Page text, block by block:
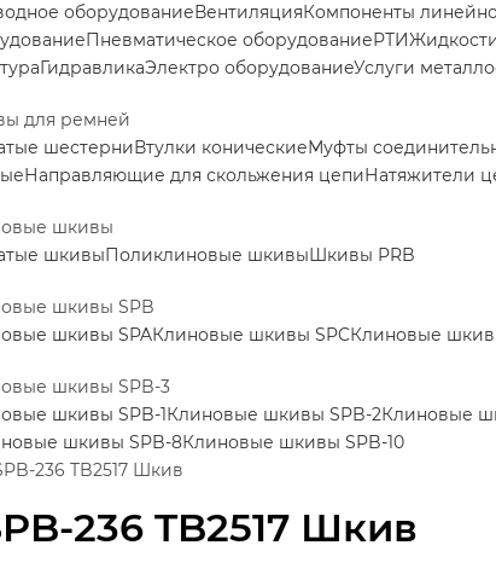
236 TB2517 Шкив
оборудованиеВентиляцияКомпоненты
Пневматическое оборудованиеРТИ
ГидравликаЭлектро оборудованиеУслуги
для ремней
шестерниВтулки коническиеМуфты
Направляющие для скольжения цепиНатяжители
шкивы
шкивыПоликлиновые шкивыШкивы PRB
шкивы SPB
шкивы SPAКлиновые шкивы SPCКлиновые
шкивы SPB-3
шкивы SPB-1Клиновые шкивы SPB-2Клиновые
шкивы SPB-8Клиновые шкивы SPB-10
236 TB2517 Шкив